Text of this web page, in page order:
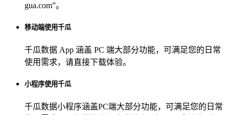
gua.com”。
移动端使用千瓜
千瓜数据 App 涵盖 PC 端大部分功能，可满足您的日常
使用需求，请直接下载体验。
小程序使用千瓜
千瓜数据小程序涵盖PC端大部分功能，可满足您的日常